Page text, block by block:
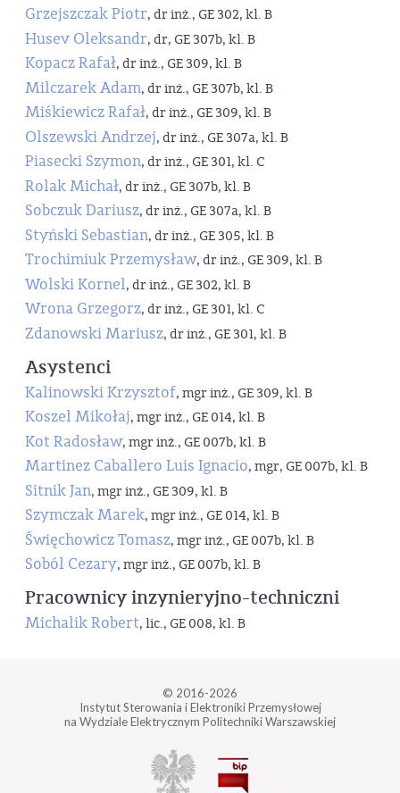
Grzejszczak Piotr, dr inż., GE 302, kl. B
Husev Oleksandr, dr, GE 307b, kl. B
Kopacz Rafał, dr inż., GE 309, kl. B
Milczarek Adam, dr inż., GE 307b, kl. B
Miśkiewicz Rafał, dr inż., GE 309, kl. B
Olszewski Andrzej, dr inż., GE 307a, kl. B
Piasecki Szymon, dr inż., GE 301, kl. C
Rolak Michał, dr inż., GE 307b, kl. B
Sobczuk Dariusz, dr inż., GE 307a, kl. B
Styński Sebastian, dr inż., GE 305, kl. B
Trochimiuk Przemysław, dr inż., GE 309, kl. B
Wolski Kornel, dr inż., GE 302, kl. B
Wrona Grzegorz, dr inż., GE 301, kl. C
Zdanowski Mariusz, dr inż., GE 301, kl. B
Asystenci
Kalinowski Krzysztof, mgr inż., GE 309, kl. B
Koszel Mikołaj, mgr inż., GE 014, kl. B
Kot Radosław, mgr inż., GE 007b, kl. B
Martinez Caballero Luis Ignacio, mgr, GE 007b, kl. B
Sitnik Jan, mgr inż., GE 309, kl. B
Szymczak Marek, mgr inż., GE 014, kl. B
Święchowicz Tomasz, mgr inż., GE 007b, kl. B
Soból Cezary, mgr inż., GE 007b, kl. B
Pracownicy inzynieryjno-techniczni
Michalik Robert, lic., GE 008, kl. B
© 2016-2026
Instytut Sterowania i Elektroniki Przemysłowej
na Wydziale Elektrycznym Politechniki Warszawskiej